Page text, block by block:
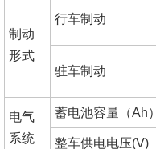
制动
形式
行车制动
驻车制动
电气
系统
蓄电池容量（Ah
整车供电电压(V)